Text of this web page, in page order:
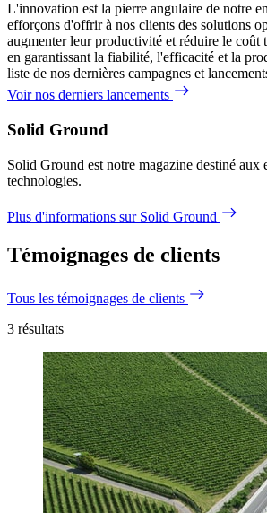
L'innovation est la pierre angulaire de notre
efforçons d'offrir à nos clients des solutions
augmenter leur productivité et réduire le coût
en garantissant la fiabilité, l'efficacité et la
liste de nos dernières campagnes et
Voir nos derniers lancements
Solid Ground
Solid Ground est notre magazine destiné aux
technologies.
Plus d'informations sur Solid Ground
Témoignages de clients
Tous les témoignages de clients
3 résultats